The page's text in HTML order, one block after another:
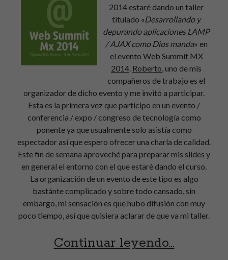
posición demi empleador
Categorías
Buscar:
Buscar
2014 estaré dando un taller
titulado «Desarrollando y
depurando aplicaciones LAMP
/ AJAX como Dios manda» en
el evento Web Summit MX
2014. Roberto, uno de mis
compañeros de trabajo es el
organizador de dicho evento y me invitó a participar.
Esta es la primera vez que participo en un evento /
conferencia / expo / congreso de tecnología como
ponente ya que usualmente solo asistía como
espectador así que espero ofrecer una charla de calidad.
Este fin de semana aproveché para preparar mis slides y
en general el entorno con el que estaré dando el curso.
La organización de un evento de este tipo es algo
bastánte complicado y sobre todo cansado, sin
embargo, mi sensación es que hubo difusión con muy
poco tiempo, así que quisiera aclarar de que va mi taller.
Continuar leyendo…Taller